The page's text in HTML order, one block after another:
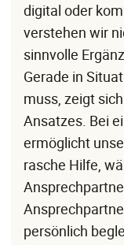
digital oder
verstehen wir
sinnvolle
Gerade in
muss, zeigt
Ansatzes. Bei
ermöglicht
rasche Hilfe,
persönlich